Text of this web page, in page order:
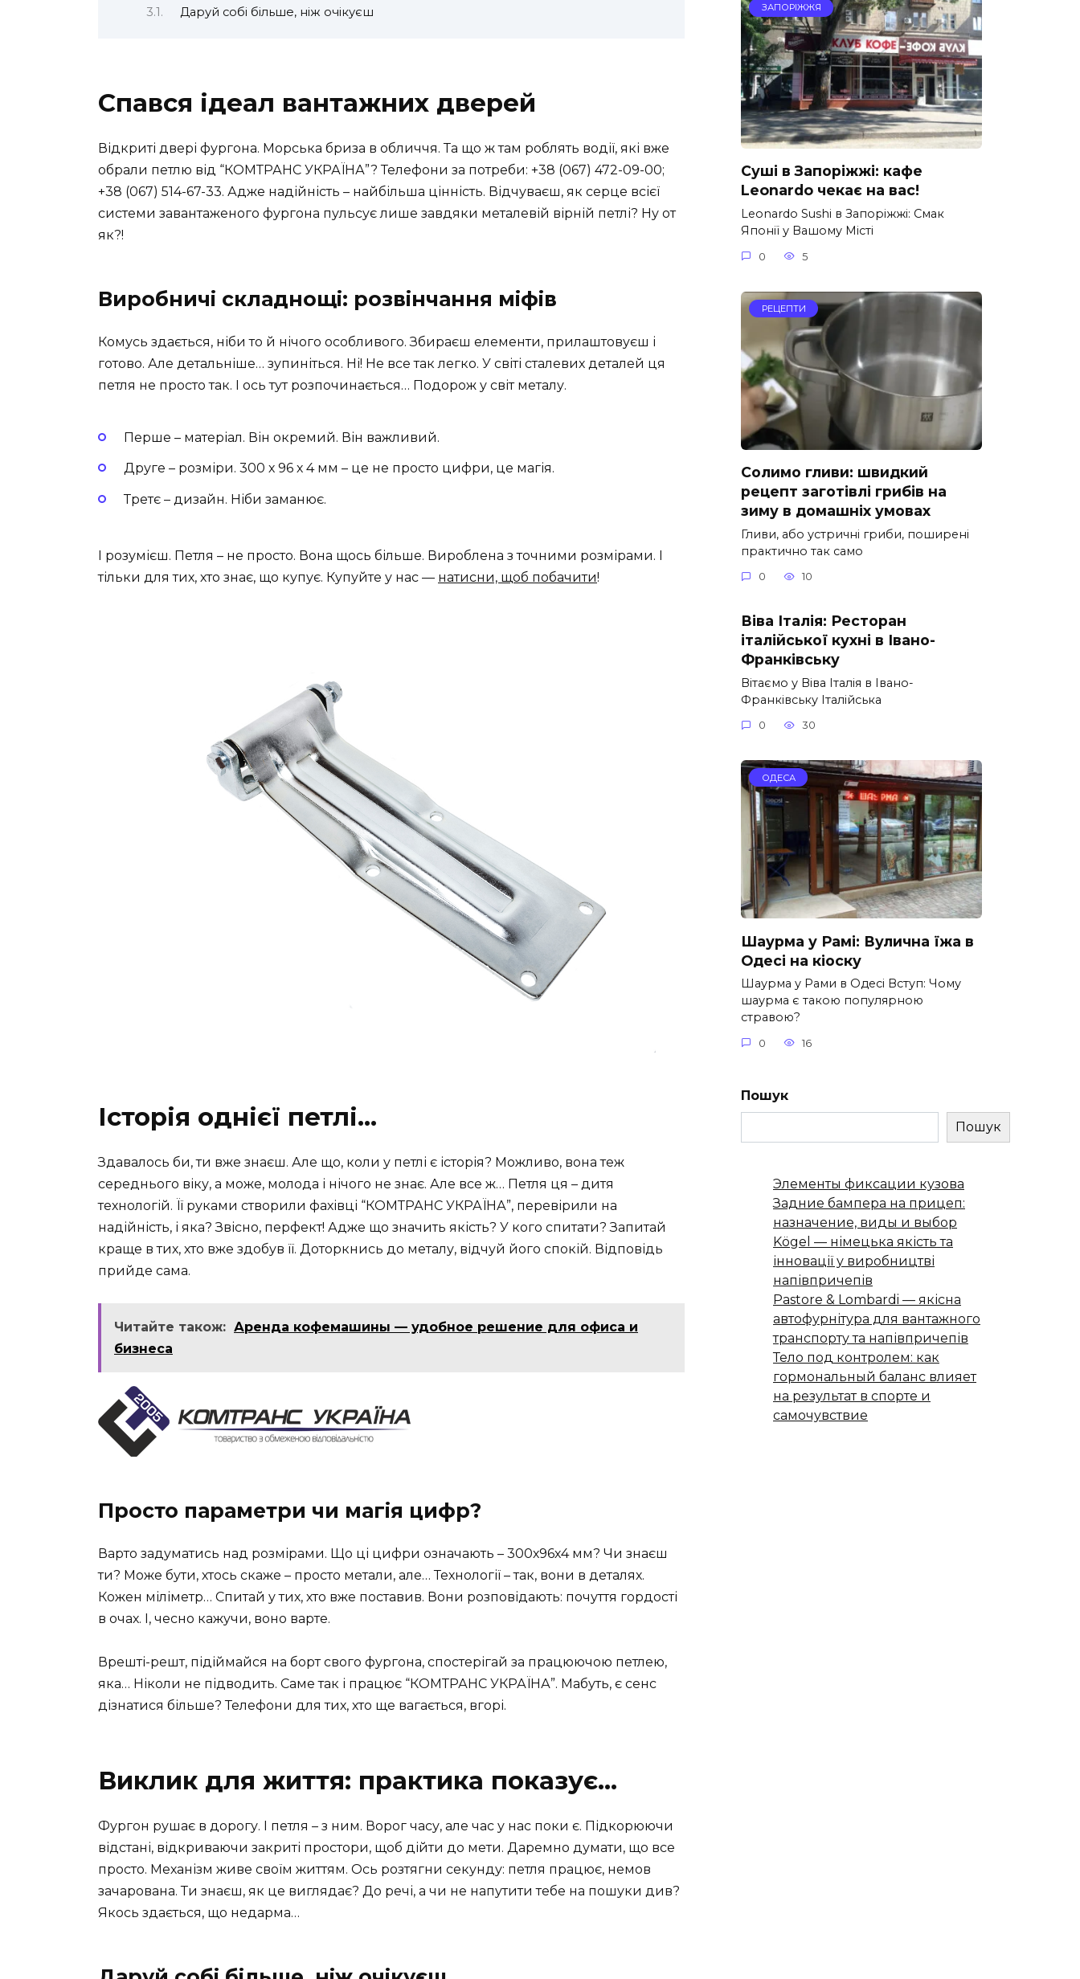
Даруй собі більше, ніж очікуєш
Спався ідеал вантажних дверей
Відкриті двері фургона. Морська бриза в обличчя. Та що ж там роблять водії, які вже
обрали петлю від “КОМТРАНС УКРАЇНА”? Телефони за потреби: +38 (067) 472-09-00;
+38 (067) 514-67-33. Адже надійність – найбільша цінність. Відчуваєш, як серце всієї
системи завантаженого фургона пульсує лише завдяки металевій вірній петлі? Ну от
як?!
Виробничі складнощі: розвінчання міфів
Комусь здається, ніби то й нічого особливого. Збираєш елементи, прилаштовуєш і
готово. Але детальніше… зупиніться. Ні! Не все так легко. У світі сталевих деталей ця
петля не просто так. І ось тут розпочинається… Подорож у світ металу.
Перше – матеріал. Він окремий. Він важливий.
Друге – розміри. 300 х 96 х 4 мм – це не просто цифри, це магія.
Третє – дизайн. Ніби заманює.
І розумієш. Петля – не просто. Вона щось більше. Вироблена з точними розмірами. І
тільки для тих, хто знає, що купує. Купуйте у нас — натисни, щоб побачити!
Історія однієї петлі…
Здавалось би, ти вже знаєш. Але що, коли у петлі є історія? Можливо, вона теж
середнього віку, а може, молода і нічого не знає. Але все ж… Петля ця – дитя
технологій. Її руками створили фахівці “КОМТРАНС УКРАЇНА”, перевірили на
надійність, і яка? Звісно, перфект! Адже що значить якість? У кого спитати? Запитай
краще в тих, хто вже здобув її. Доторкнись до металу, відчуй його спокій. Відповідь
прийде сама.
Читайте також: Аренда кофемашины — удобное решение для офиса и
бизнеса
Просто параметри чи магія цифр?
Варто задуматись над розмірами. Що ці цифри означають – 300х96х4 мм? Чи знаєш
ти? Може бути, хтось скаже – просто метали, але… Технології – так, вони в деталях.
Кожен міліметр… Спитай у тих, хто вже поставив. Вони розповідають: почуття гордості
в очах. І, чесно кажучи, воно варте.
Врешті-решт, підіймайся на борт свого фургона, спостерігай за працюючою петлею,
яка… Ніколи не підводить. Саме так і працює “КОМТРАНС УКРАЇНА”. Мабуть, є сенс
дізнатися більше? Телефони для тих, хто ще вагається, вгорі.
Виклик для життя: практика показує…
Фургон рушає в дорогу. І петля – з ним. Ворог часу, але час у нас поки є. Підкорюючи
відстані, відкриваючи закриті простори, щоб дійти до мети. Даремно думати, що все
просто. Механізм живе своїм життям. Ось розтягни секунду: петля працює, немов
зачарована. Ти знаєш, як це виглядає? До речі, а чи не напутити тебе на пошуки див?
Якось здається, що недарма…
ЗАПОРІЖЖЯ
Суші в Запоріжжі: кафе
Leonardo чекає на вас!
Leonardo Sushi в Запоріжжі: Смак
Японії у Вашому Місті
0 5
РЕЦЕПТИ
Солимо гливи: швидкий
рецепт заготівлі грибів на
зиму в домашніх умовах
Гливи, або устричні гриби, поширені
практично так само
0 10
Віва Італія: Ресторан
італійської кухні в Івано-
Франківську
Вітаємо у Віва Італія в Івано-
Франківську Італійська
0 30
ОДЕСА
Шаурма у Рамі: Вулична їжа в
Одесі на кіоску
Шаурма у Рами в Одесі Вступ: Чому
шаурма є такою популярною
стравою?
0 16
Пошук
Пошук
Элементы фиксации кузова
Задние бампера на прицеп:
назначение, виды и выбор
Kögel — німецька якість та
інновації у виробництві
напівпричепів
Pastore & Lombardi — якісна
автофурнітура для вантажного
транспорту та напівпричепів
Тело под контролем: как
гормональный баланс влияет
на результат в спорте и
самочувствие